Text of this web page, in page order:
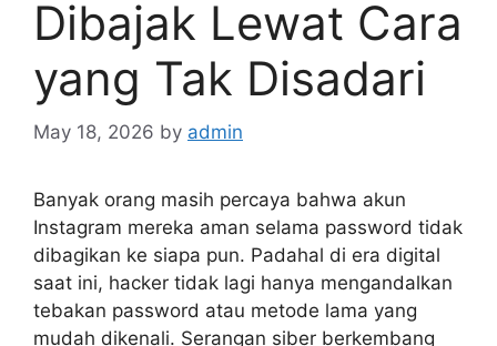
Dibajak Lewat Cara
yang Tak Disadari
May 18, 2026 by admin
Banyak orang masih percaya bahwa akun
Instagram mereka aman selama password tidak
dibagikan ke siapa pun. Padahal di era digital
saat ini, hacker tidak lagi hanya mengandalkan
tebakan password atau metode lama yang
mudah dikenali. Serangan siber berkembang